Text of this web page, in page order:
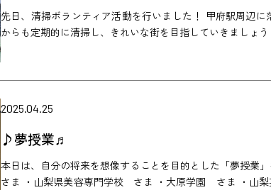
先日、清掃ボランティア活動を行いました！ 甲府駅周辺
からも定期的に清掃し、きれいな街を目指していきましょう
2025.04.25
♪夢授業♬
本日は、自分の将来を想像することを目的とした「夢授業
さま ・山梨県美容専門学校 さま ・大原学園 さま ・山